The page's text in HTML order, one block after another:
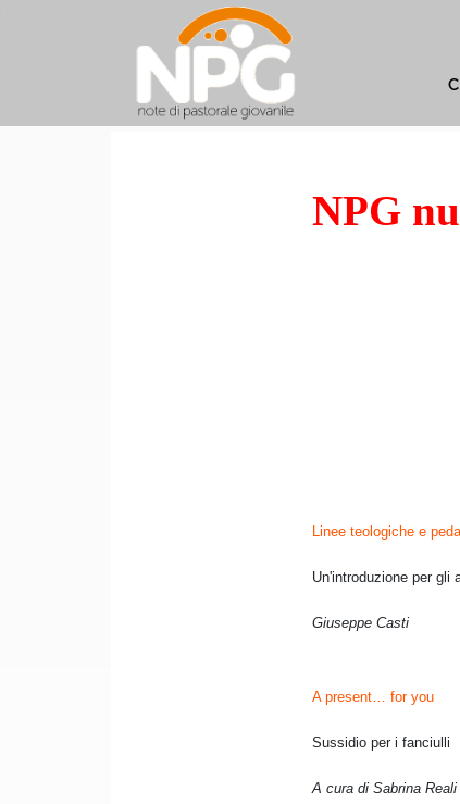
NPG
Linee teologiche e
Un'introduzione per gli
Giuseppe Casti
A present… for you
Sussidio per i fanciulli
A cura di Sabrina